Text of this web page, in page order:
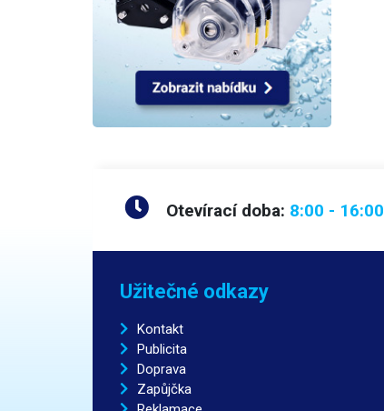
Otevírací doba: 8:00 - 16:00
Užitečné odkazy
Kontakt
Publicita
Doprava
Zapůjčka